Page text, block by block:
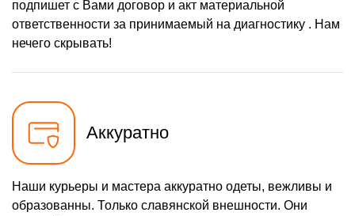
подпишет с Вами договор и акт материальной
ответственности за принимаемый на диагностику . Нам
нечего скрывать!
Аккуратно
Наши курьеры и мастера аккуратно одеты, вежливы и
образованны. Только славянской внешности. Они